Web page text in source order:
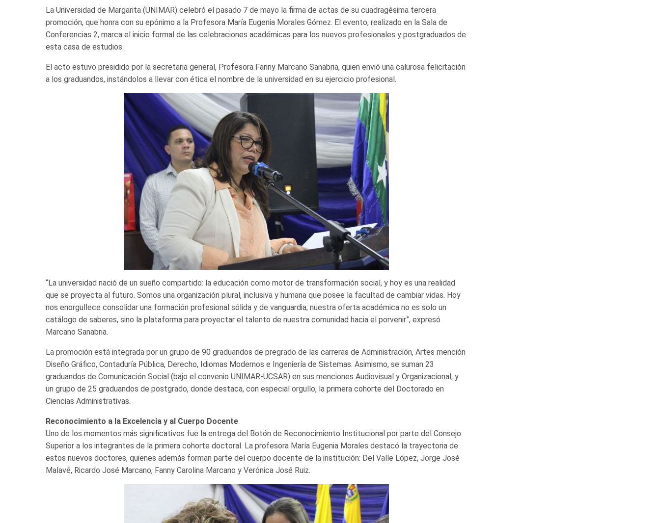
La Universidad de Margarita (UNIMAR) celebró el pasado 7 de mayo la firma de actas de su cuadragésima tercera
promoción, que honra con su epónimo a la Profesora María Eugenia Morales Gómez. El evento, realizado en la Sala de
Conferencias 2, marca el inicio formal de las celebraciones académicas para los nuevos profesionales y postgraduados de
esta casa de estudios.
El acto estuvo presidido por la secretaria general, Profesora Fanny Marcano Sanabria, quien envió una calurosa felicitación
a los graduandos, instándolos a llevar con ética el nombre de la universidad en su ejercicio profesional.
“La universidad nació de un sueño compartido: la educación como motor de transformación social, y hoy es una realidad
que se proyecta al futuro. Somos una organización plural, inclusiva y humana que posee la facultad de cambiar vidas. Hoy
nos enorgullece consolidar una formación profesional sólida y de vanguardia; nuestra oferta académica no es solo un
catálogo de saberes, sino la plataforma para proyectar el talento de nuestra comunidad hacia el porvenir”, expresó
Marcano Sanabria.
La promoción está integrada por un grupo de 90 graduandos de pregrado de las carreras de Administración, Artes mención
Diseño Gráfico, Contaduría Pública, Derecho, Idiomas Modernos e Ingeniería de Sistemas. Asimismo, se suman 23
graduandos de Comunicación Social (bajo el convenio UNIMAR-UCSAR) en sus menciones Audiovisual y Organizacional, y
un grupo de 25 graduandos de postgrado, donde destaca, con especial orgullo, la primera cohorte del Doctorado en
Ciencias Administrativas.
Reconocimiento a la Excelencia y al Cuerpo Docente
Uno de los momentos más significativos fue la entrega del Botón de Reconocimiento Institucional por parte del Consejo
Superior a los integrantes de la primera cohorte doctoral. La profesora María Eugenia Morales destacó la trayectoria de
estos nuevos doctores, quienes además forman parte del cuerpo docente de la institución: Del Valle López, Jorge José
Malavé, Ricardo José Marcano, Fanny Carolina Marcano y Verónica José Ruiz.